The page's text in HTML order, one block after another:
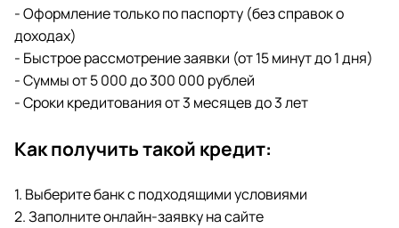
- Оформление только по паспорту (без справок о
доходах)
- Быстрое рассмотрение заявки (от 15 минут до 1 дня)
- Суммы от 5 000 до 300 000 рублей
- Сроки кредитования от 3 месяцев до 3 лет
Как получить такой кредит:
1. Выберите банк с подходящими условиями
2. Заполните онлайн-заявку на сайте